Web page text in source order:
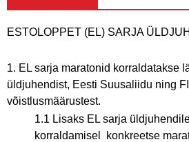
ESTOLOPPET (EL) SARJA
1. EL sarja maratonid korraldatakse
üldjuhendist, Eesti Suusaliidu ning
võistlusmäärustest.
1.1 Lisaks EL sarja
korraldamisel konkreetse